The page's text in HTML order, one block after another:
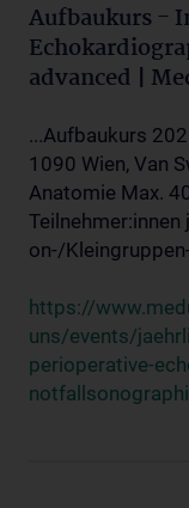
Aufbaukurs -
advanced |
...Aufbaukurs
1090 Wien, Van
Anatomie Max.
Teilnehmer:innen
on-/
https://
uns/events/
perioperative-